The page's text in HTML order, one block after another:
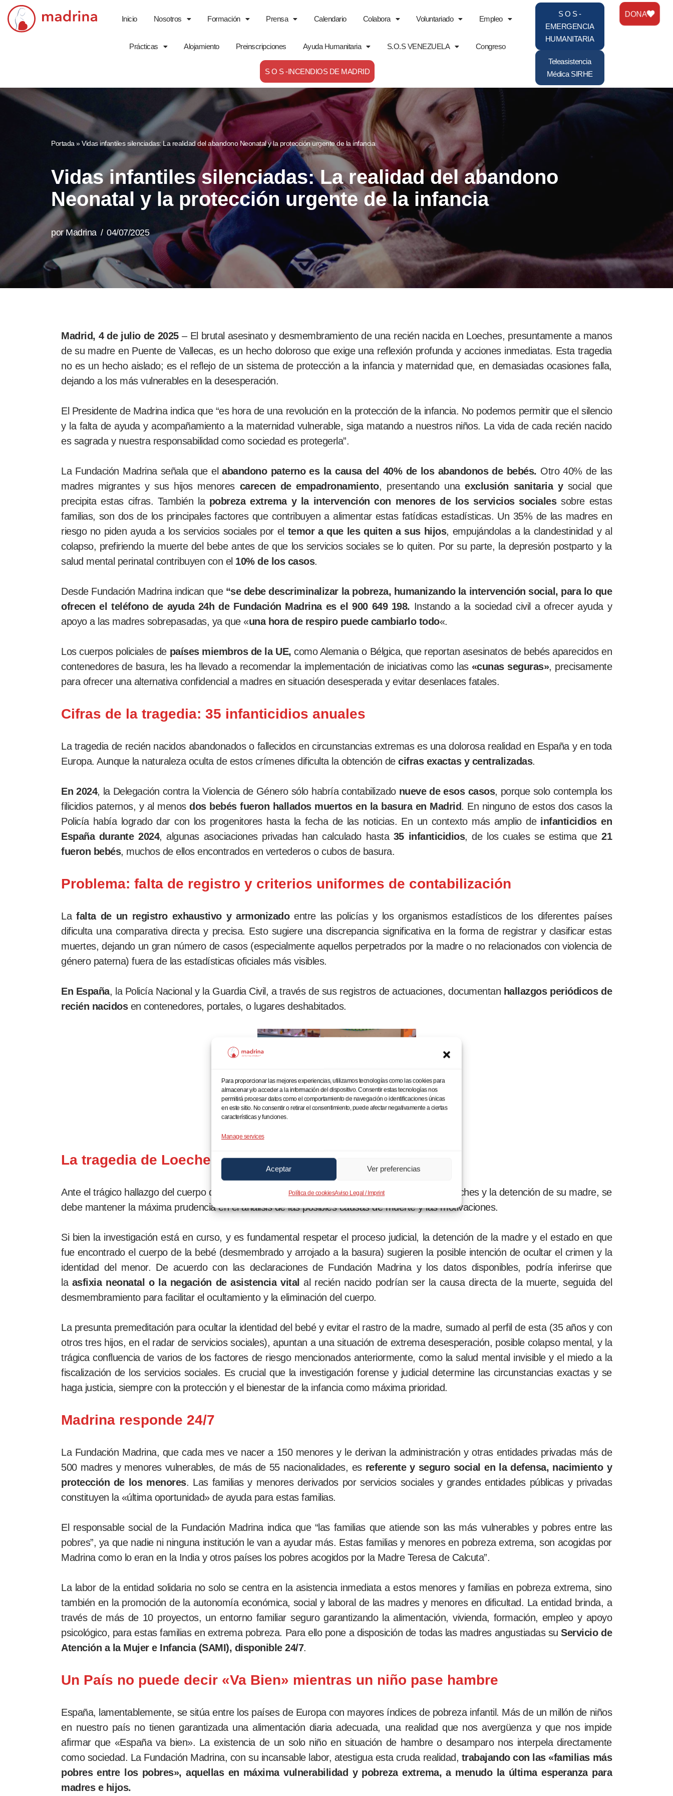
Para proporcionar las mejores experiencias, utilizamos tecnologías como las cookies para
almacenar y/o acceder a la información del dispositivo. Consentir estas tecnologías nos
permitirá procesar datos como el comportamiento de navegación o identificaciones únicas
en este sitio. No consentir o retirar el consentimiento, puede afectar negativamente a ciertas
características y funciones.
Manage services
Aceptar Ver preferencias
Política de cookiesAviso Legal / Imprint
Saltar
Inicio Nosotros Formación Prensa Calendario Colabora Voluntariado Empleo
Prácticas Alojamiento Preinscripciones Ayuda Humanitaria S.O.S VENEZUELA Congreso
S O S -INCENDIOS DE MADRID
S O S -
EMERGENCIA
HUMANITARIA
Teleasistencia
Médica SIRHE
DONA
Portada »Vidas infantiles silenciadas: La realidad del abandono Neonatal y la protección urgente de la infancia
Vidas infantiles silenciadas: La realidad del abandono
Neonatal y la protección urgente de la infancia
porMadrina 04/07/2025
Madrid, 4 de julio de 2025– El brutal asesinato y desmembramiento de una recién nacida en Loeches, presuntamente a manos
de su madre en Puente de Vallecas, es un hecho doloroso que exige una reflexión profunda y acciones inmediatas. Esta tragedia
no es un hecho aislado; es el reflejo de un sistema de protección a la infancia y maternidad que, en demasiadas ocasiones falla,
dejando a los más vulnerables en la desesperación.
El Presidente de Madrina indica que “es hora de una revolución en la protección de la infancia. No podemos permitir que el silencio
y la falta de ayuda y acompañamiento a la maternidad vulnerable, siga matando a nuestros niños. La vida de cada recién nacido
es sagrada y nuestra responsabilidad como sociedad es protegerla”.
La Fundación Madrina señala que el abandono paterno es la causa del 40% de los abandonos de bebés. Otro 40% de las
madres migrantes y sus hijos menores carecen de empadronamiento, presentando unaexclusión sanitaria y social que
precipita estas cifras. También la pobreza extrema y la intervención con menores de los servicios socialessobre estas
familias, son dos de los principales factores que contribuyen a alimentar estas fatídicas estadísticas. Un 35% de las madres en
riesgo no piden ayuda a los servicios sociales por el temor a que les quiten a sus hijos, empujándolas a la clandestinidad y al
colapso, prefiriendo la muerte del bebe antes de que los servicios sociales se lo quiten. Por su parte, la depresión postparto y la
salud mental perinatal contribuyen con el 10% de los casos.
Desde Fundación Madrina indican que“se debe descriminalizar la pobreza, humanizando la intervención social, para lo que
ofrecen el teléfono de ayuda 24h de Fundación Madrina es el 900 649 198. Instando a la sociedad civil a ofrecer ayuda y
apoyo a las madres sobrepasadas, ya que «una hora de respiro puede cambiarlo todo«.
Los cuerpos policiales de países miembros de la UE, como Alemania o Bélgica, que reportan asesinatos de bebés aparecidos en
contenedores de basura, les ha llevado a recomendar la implementación de iniciativas como las «cunas seguras», precisamente
para ofrecer una alternativa confidencial a madres en situación desesperada y evitar desenlaces fatales.
Cifras de la tragedia: 35 infanticidios anuales
La tragedia de recién nacidos abandonados o fallecidos en circunstancias extremas es una dolorosa realidad en España y en toda
Europa. Aunque la naturaleza oculta de estos crímenes dificulta la obtención de cifras exactas y centralizadas.
En 2024, la Delegación contra la Violencia de Género sólo habría contabilizado nueve de esos casos, porque solo contempla los
filicidios paternos, y al menos dos bebés fueron hallados muertos en la basura en Madrid. En ninguno de estos dos casos la
Policía había logrado dar con los progenitores hasta la fecha de las noticias. En un contexto más amplio de infanticidios en
España durante 2024, algunas asociaciones privadas han calculado hasta 35 infanticidios, de los cuales se estima que21
fueron bebés, muchos de ellos encontrados en vertederos o cubos de basura.
Problema: falta de registro y criterios uniformes de contabilización
Lafalta de un registro exhaustivo y armonizadoentre las policías y los organismos estadísticos de los diferentes países
dificulta una comparativa directa y precisa. Esto sugiere una discrepancia significativa en la forma de registrar y clasificar estas
muertes, dejando un gran número de casos (especialmente aquellos perpetrados por la madre o no relacionados con violencia de
género paterna) fuera de las estadísticas oficiales más visibles.
En España, la Policía Nacional y la Guardia Civil, a través de sus registros de actuaciones, documentan hallazgos periódicos de
recién nacidosen contenedores, portales, o lugares deshabitados.
La tragedia de Loeches: una posible causa de muerte
Ante el trágico hallazgo del cuerpo desmembrado de una recién nacida en el vertedero de Loeches y la detención de su madre, se
debe mantener la máxima prudencia en el análisis de las posibles causas de muerte y las motivaciones.
Si bien la investigación está en curso, y es fundamental respetar el proceso judicial, la detención de la madre y el estado en que
fue encontrado el cuerpo de la bebé (desmembrado y arrojado a la basura) sugieren la posible intención de ocultar el crimen y la
identidad del menor. De acuerdo con las declaraciones de Fundación Madrina y los datos disponibles, podría inferirse que
la asfixia neonatal o la negación de asistencia vital al recién nacido podrían ser la causa directa de la muerte, seguida del
desmembramiento para facilitar el ocultamiento y la eliminación del cuerpo.
La presunta premeditación para ocultar la identidad del bebé y evitar el rastro de la madre, sumado al perfil de esta (35 años y con
otros tres hijos, en el radar de servicios sociales), apuntan a una situación de extrema desesperación, posible colapso mental, y la
trágica confluencia de varios de los factores de riesgo mencionados anteriormente, como la salud mental invisible y el miedo a la
fiscalización de los servicios sociales. Es crucial que la investigación forense y judicial determine las circunstancias exactas y se
haga justicia, siempre con la protección y el bienestar de la infancia como máxima prioridad.
Madrina responde 24/7
La Fundación Madrina, que cada mes ve nacer a 150 menores y le derivan la administración y otras entidades privadas más de
500 madres y menores vulnerables, de más de 55 nacionalidades, es referente y seguro social en la defensa, nacimiento y
protección de los menores. Las familias y menores derivados por servicios sociales y grandes entidades públicas y privadas
constituyen la «última oportunidad» de ayuda para estas familias.
El responsable social de la Fundación Madrina indica que “las familias que atiende son las más vulnerables y pobres entre las
pobres”, ya que nadie ni ninguna institución le van a ayudar más. Estas familias y menores en pobreza extrema, son acogidas por
Madrina como lo eran en la India y otros países los pobres acogidos por la Madre Teresa de Calcuta”.
La labor de la entidad solidaria no solo se centra en la asistencia inmediata a estos menores y familias en pobreza extrema, sino
también en la promoción de la autonomía económica, social y laboral de las madres y menores en dificultad. La entidad brinda, a
través de más de 10 proyectos, un entorno familiar seguro garantizando la alimentación, vivienda, formación, empleo y apoyo
psicológico, para estas familias en extrema pobreza. Para ello pone a disposición de todas las madres angustiadas suServicio de
Atención a la Mujer e Infancia (SAMI), disponible 24/7.
Un País no puede decir «Va Bien» mientras un niño pase hambre
España, lamentablemente, se sitúa entre los países de Europa con mayores índices de pobreza infantil. Más de un millón de niños
en nuestro país no tienen garantizada una alimentación diaria adecuada, una realidad que nos avergüenza y que nos impide
afirmar que «España va bien». La existencia de un solo niño en situación de hambre o desamparo nos interpela directamente
como sociedad. La Fundación Madrina, con su incansable labor, atestigua esta cruda realidad, trabajando con las «familias más
pobres entre los pobres», aquellas en máxima vulnerabilidad y pobreza extrema, a menudo la última esperanza para
madres e hijos.